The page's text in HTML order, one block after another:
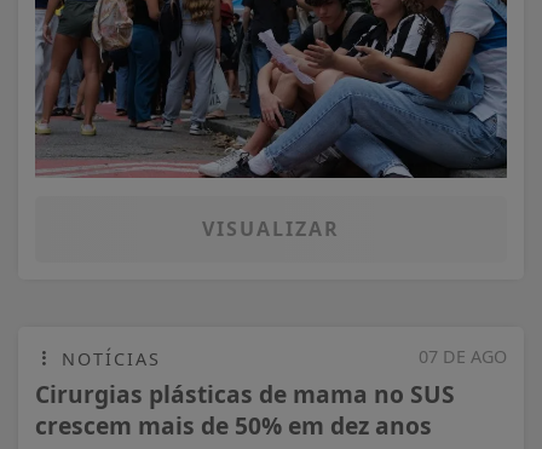
VISUALIZAR
07 DE AGO
NOTÍCIAS
Cirurgias plásticas de mama no SUS
crescem mais de 50% em dez anos